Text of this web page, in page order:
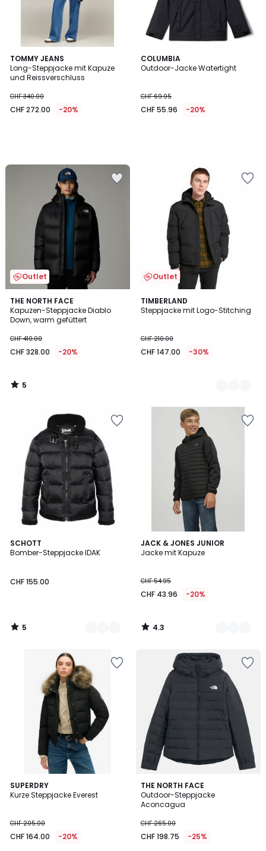
TOMMY JEANS
Long-Steppjacke mit Kapuze
und Reissverschluss
CHF 340.00
CHF 272.00 -20%
COLUMBIA
Outdoor-Jacke Watertight
CHF 69.95
CHF 55.96 -20%
Outlet
THE NORTH FACE
Kapuzen-Steppjacke Diablo
Down, warm gefüttert
CHF 410.00
CHF 328.00 -20%
5
/
5
5
/
Outlet
TIMBERLAND
Steppjacke mit Logo-Stitching
CHF 210.00
CHF 147.00 -30%
2
Farben
SCHOTT
Bomber-Steppjacke IDAK
CHF 155.00
5
/
2
Farben
5
/
JACK & JONES JUNIOR
Jacke mit Kapuze
CHF 54.95
CHF 43.96 -20%
4.3
/ 5
2
Farben
4.3
/
SUPERDRY
Kurze Steppjacke Everest
CHF 205.00
CHF 164.00 -20%
5
/
THE NORTH FACE
Outdoor-Steppjacke
Aconcagua
CHF 265.00
CHF 198.75 -25%
4.7
/ 5